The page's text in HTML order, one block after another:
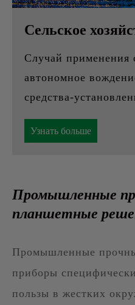
Сельское
Случай применения
автономное
средства-
Узнать больше
Промышленные
планшетные
Промышленные
приборы
пользы в жестких